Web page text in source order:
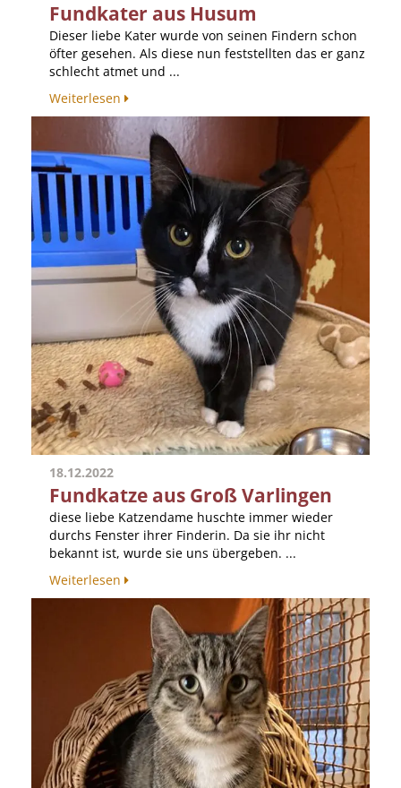
Fundkater aus Husum
Dieser liebe Kater wurde von seinen Findern schon
öfter gesehen. Als diese nun feststellten das er ganz
schlecht atmet und ...
Weiterlesen
18.12.2022
Fundkatze aus Groß Varlingen
diese liebe Katzendame huschte immer wieder
durchs Fenster ihrer Finderin. Da sie ihr nicht
bekannt ist, wurde sie uns übergeben. ...
Weiterlesen